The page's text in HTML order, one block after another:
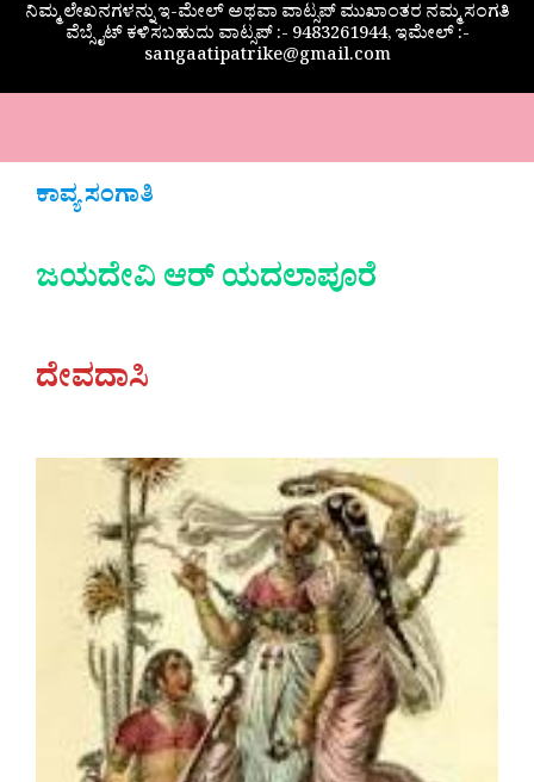
ನಿಮ್ಮ ಲೇಖನಗಳನ್ನು ಇ-ಮೇಲ್ ಅಥವಾ ವಾಟ್ಸಪ್ ಮುಖಾಂತರ ನಮ್ಮ ಸಂಗತಿ
ವೆಬ್ಸೈಟ್ ಕಳಿಸಬಹುದು ವಾಟ್ಸಪ್‌ :- 9483261944, ಇಮೇಲ್ :-
sangaatipatrike@gmail.com
ಕಾವ್ಯ ಸಂಗಾತಿ
ಜಯದೇವಿ ಆರ್ ಯದಲಾಪೂರೆ
ದೇವದಾಸಿ